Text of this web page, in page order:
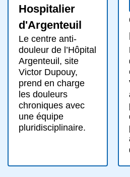
Hospitalier
d'Argenteuil
Le centre anti-
douleur de l’Hôpital
Argenteuil, site
Victor Dupouy,
prend en charge
les douleurs
chroniques avec
une équipe
pluridisciplinaire.